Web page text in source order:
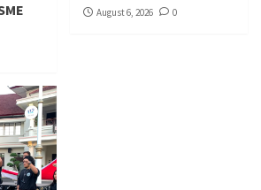
August 6, 2026 0